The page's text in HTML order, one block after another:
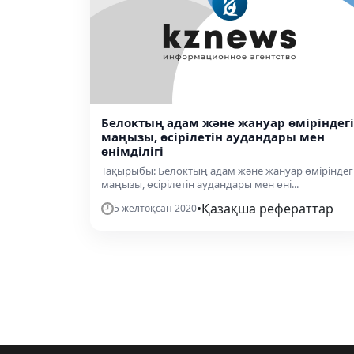
Белоктың адам және жануар өміріндегі
маңызы, өсірілетін аудандары мен
өнімділігі
Тақырыбы: Белоктың адам және жануар
маңызы, өсірілетін аудандары мен өні...
5 желтоқсан 2020•Қазақша рефераттар